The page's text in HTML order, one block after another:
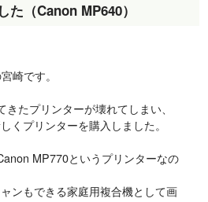
た（Canon MP640）
崎です。
たプリンターが壊れてしまい、
くプリンターを購入しました。
MP770というプリンターなの
ンもできる家庭用複合機として画